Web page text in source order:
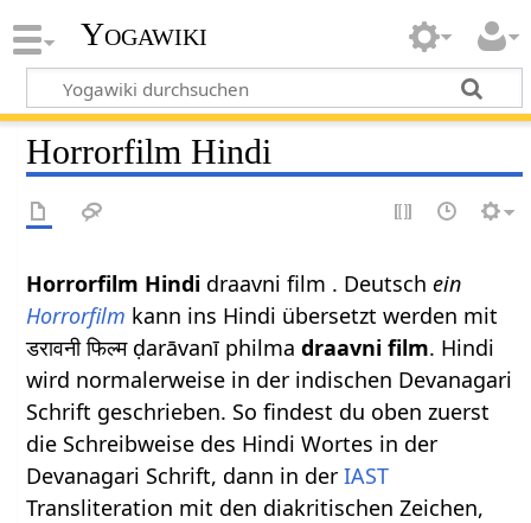
Yogawiki
Horrorfilm Hindi
Horrorfilm Hindi draavni film . Deutschein
Horrorfilm kann ins Hindi übersetzt werden mit
डरावनी फिल्म ḍarāvanī philmadraavni film. Hindi
wird normalerweise in der indischen Devanagari
Schrift geschrieben. So findest du oben zuerst
die Schreibweise des Hindi Wortes in der
Devanagari Schrift, dann in derIAST
Transliteration mit den diakritischen Zeichen,